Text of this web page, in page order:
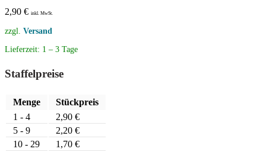
2,90 € inkl. MwSt.
zzgl. Versand
Lieferzeit: 1 – 3 Tage
Staffelpreise
Menge
Stückpreis
1 - 4
2,90 €
5 - 9
2,20 €
10 - 29
1,70 €